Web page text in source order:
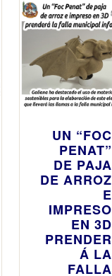
UN “FOC
PENAT”
DE PAJA
DE ARROZ
E
IMPRESO
EN 3D
PRENDER
Á LA
FALLA